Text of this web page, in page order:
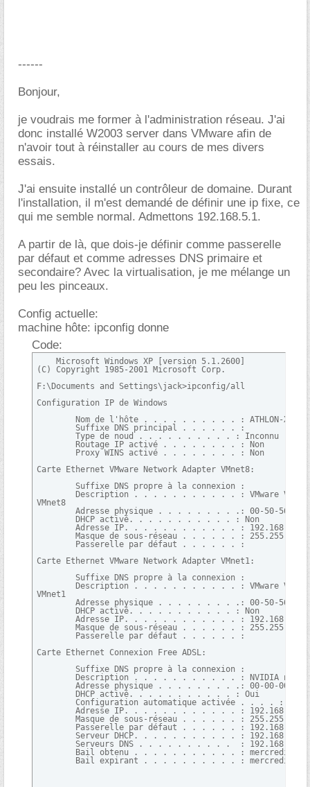
------
Bonjour,
je voudrais me former à l'administration réseau. J'ai
donc installé W2003 server dans VMware afin de
n'avoir tout à réinstaller au cours de mes divers
essais.
J'ai ensuite installé un contrôleur de domaine. Durant
l'installation, il m'est demandé de définir une ip fixe, ce
qui me semble normal. Admettons 192.168.5.1.
A partir de là, que dois-je définir comme passerelle
par défaut et comme adresses DNS primaire et
secondaire? Avec la virtualisation, je me mélange un
peu les pinceaux.
Config actuelle:
machine hôte: ipconfig donne
Code:
    Microsoft Windows XP [version 5.1.2600]
(C) Copyright 1985-2001 Microsoft Corp.
F:\Documents and Settings\jack>ipconfig/all
Configuration IP de Windows
Nom de l'hôte . . . . . . . . . . : ATHLON-
        Suffixe DNS principal . . . . . . :
        Type de noud . . . . . . . . . . : Inconnu
        Routage IP activé . . . . . . . . : Non
        Proxy WINS activé . . . . . . . . : Non
Carte Ethernet VMware Network Adapter VMnet8:
        Suffixe DNS propre à la connexion :
Description . . . . . . . . . . . : VMware
VMnet8
Adresse physique . . . . . . . . .: 00-50-56-C0-
        DHCP activé. . . . . . . . . . . : Non
Adresse IP. . . . . . . . . . . . :
Masque de sous-réseau . . . . . . :
        Passerelle par défaut . . . . . . :
Carte Ethernet VMware Network Adapter VMnet1:
        Suffixe DNS propre à la connexion :
Description . . . . . . . . . . . : VMware
VMnet1
Adresse physique . . . . . . . . .: 00-50-56-C0-
        DHCP activé. . . . . . . . . . . : Non
Adresse IP. . . . . . . . . . . . :
Masque de sous-réseau . . . . . . :
        Passerelle par défaut . . . . . . :
Carte Ethernet Connexion Free ADSL:
        Suffixe DNS propre à la connexion :
Description . . . . . . . . . . . : NVIDIA
Adresse physique . . . . . . . . .: 00-00-00-20-
        DHCP activé. . . . . . . . . . . : Oui
        Configuration automatique activée . . . . : Oui
Adresse IP. . . . . . . . . . . . :
Masque de sous-réseau . . . . . . :
        Passerelle par défaut . . . . . . : 192.168.1.1
        Serveur DHCP. . . . . . . . . . . : 192.168.1.1
        Serveurs DNS . . . . . . . . . .  : 192.168.1.1
Bail obtenu . . . . . . . . . . . : mercredi 19
Bail expirant . . . . . . . . . . : mercredi 26